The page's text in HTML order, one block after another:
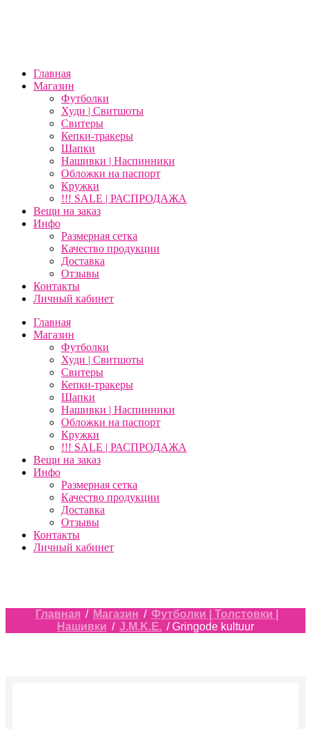
Главная
Магазин
Футболки
Худи | Свитшоты
Свитеры
Кепки-тракеры
Шапки
Нашивки | Наспинники
Обложки на паспорт
Кружки
!!! SALE | РАСПРОДАЖА
Вещи на заказ
Инфо
Размерная сетка
Качество продукции
Доставка
Отзывы
Контакты
Личный кабинет
Главная
Магазин
Футболки
Худи | Свитшоты
Свитеры
Кепки-тракеры
Шапки
Нашивки | Наспинники
Обложки на паспорт
Кружки
!!! SALE | РАСПРОДАЖА
Вещи на заказ
Инфо
Размерная сетка
Качество продукции
Доставка
Отзывы
Контакты
Личный кабинет
Главная / Магазин / Футболки | Толстовки |
Нашивки / J.M.K.E. / Gringode kultuur